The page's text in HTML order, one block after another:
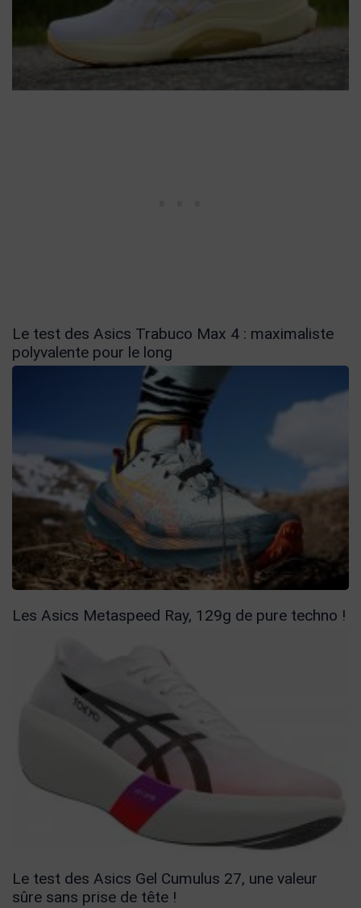
Le test des Asics Trabuco Max 4 : maximaliste
polyvalente pour le long
Les Asics Metaspeed Ray, 129g de pure techno !
Le test des Asics Gel Cumulus 27, une valeur
sûre sans prise de tête !